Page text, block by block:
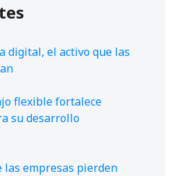
digital, el activo que las
flexible fortalece
su desarrollo
las empresas pierden